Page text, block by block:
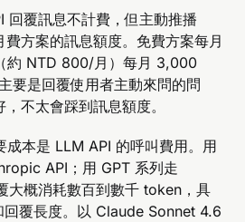
回覆訊息不計費，但主動推播
費方案的訊息額度。免費方案每月
約 NTD 800/月）每月 3,000
要是回覆使用者主動來問的問
不太會踩到訊息額度。
本是 LLM API 的呼叫費用。用
API；用 GPT 系列走
大概消耗數百到數千 token，具
回覆長度。以 Claude Sonnet 4.6